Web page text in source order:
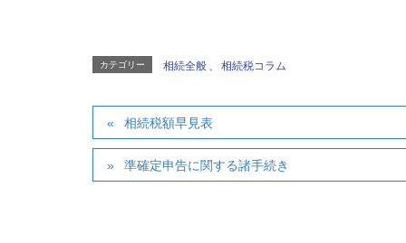
カテゴリー 相続全般 相続税コラム
相続税額早見表
準確定申告に関する諸手続き